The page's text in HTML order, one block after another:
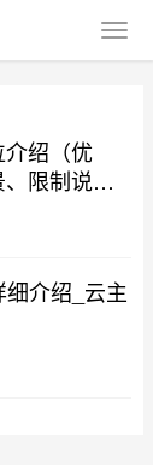
绍（优
限制说明
介绍_云主